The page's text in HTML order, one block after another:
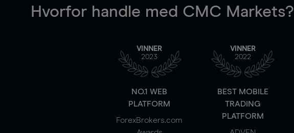
Hvorfor handle med CMC Markets?
VINNER
2023
NO.1 WEB
PLATFORM
ForexBrokers.com
VINNER
2022
BEST MOBILE
TRADING
PLATFORM